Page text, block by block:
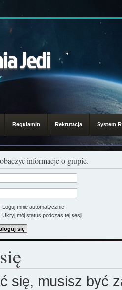
Jedi
Regulamin Rekrutacja System
informacje o grupie.
Loguj mnie automatycznie
Ukryj mój status podczas tej sesji
się, musisz być